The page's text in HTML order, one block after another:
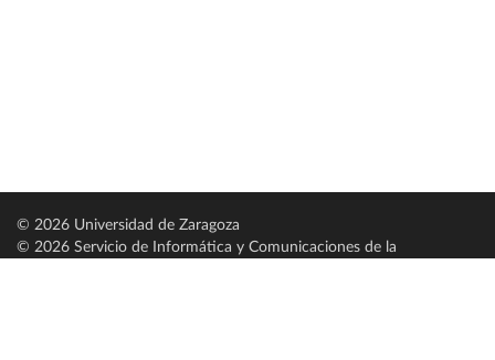
© 2026 Universidad de Zaragoza
© 2026 Servicio de Informática y Comunicaciones de la